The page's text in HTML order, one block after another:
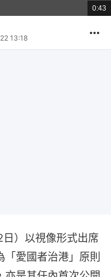
總
共
0:43
13:18
）以視像形式出席
愛國者治港」原則